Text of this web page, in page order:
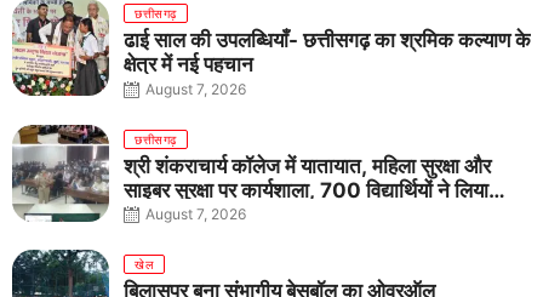
छत्तीसगढ़
ढाई साल की उपलब्धियाँ- छत्तीसगढ़ का श्रमिक कल्याण के
क्षेत्र में नई पहचान
August 7, 2026
छत्तीसगढ़
श्री शंकराचार्य कॉलेज में यातायात, महिला सुरक्षा और
साइबर सुरक्षा पर कार्यशाला, 700 विद्यार्थियों ने लिया
जागरूकता का संकल्प
August 7, 2026
खेल
बिलासपुर बना संभागीय बेसबॉल का ओवरऑल